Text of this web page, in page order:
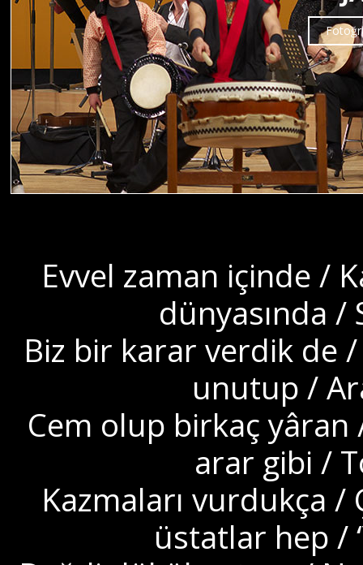
Evvel zaman içinde /
dünyasında /
Biz bir karar verdik de
unutup /
Cem olup birkaç yâran
arar gibi /
Kazmaları vurdukça /
üstatlar hep /